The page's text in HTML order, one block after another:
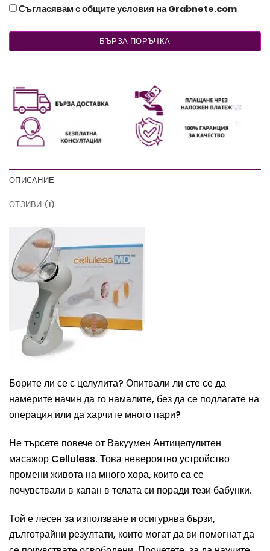
Съгласявам с общите условия на Grabnete.com
БЪРЗА ПОРЪЧКА
ОПИСАНИЕ
ОТЗИВИ (1)
Борите ли се с целулита? Опитвали ли сте се да
намерите начин да го намалите, без да се подлагате на
операция или да харчите много пари?
Не търсете повече от Вакуумен Антицелулитен
масажор Celluless. Това невероятно устройство
промени живота на много хора, които са се
почувствали в капан в телата си поради тези бабунки.
Той е лесен за използване и осигурява бързи,
дълготрайни резултати, които могат да ви помогнат да